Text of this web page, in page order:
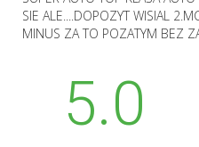
SIE ALE....DOPOZYT WISIAL
MINUS ZA TO POZATYM BEZ
5.0